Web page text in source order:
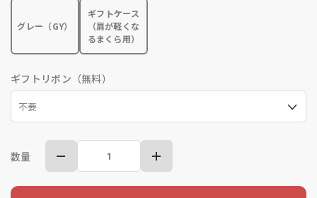
グレー（GY）
ギフトケース
（肩が軽くな
るまくら用）
ギフトリボン（無料）
数量